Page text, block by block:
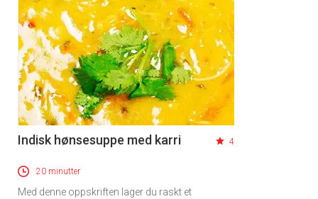
Indisk hønsesuppe med karri 4
20 minutter
Med denne oppskriften lager du raskt et